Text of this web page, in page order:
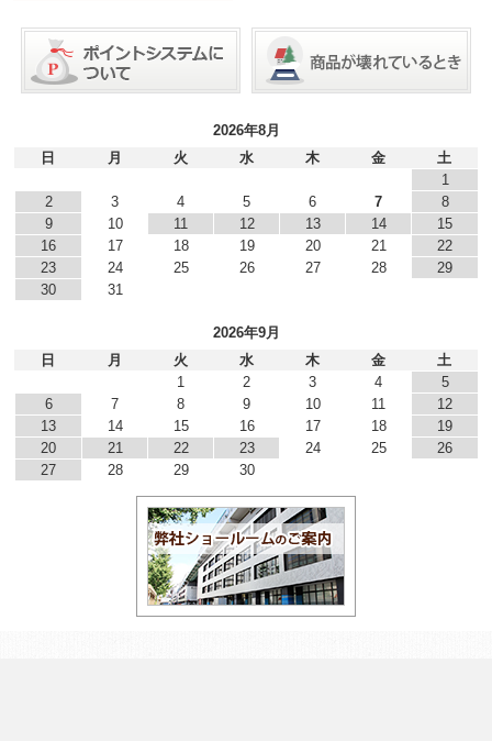
2026年8月
日
月 火 水 木 金
土
1
2
3 4 5 6 7
8
9
10 11 12 13 14
15
16
17 18 19 20 21
22
23
24 25 26 27 28
29
30
31
2026年9月
日
月 火 水 木 金
土
1
2 3 4
5
6
7 8 9 10 11
12
13
14 15 16 17 18
19
20
21 22 23 24 25
26
27
28 29 30